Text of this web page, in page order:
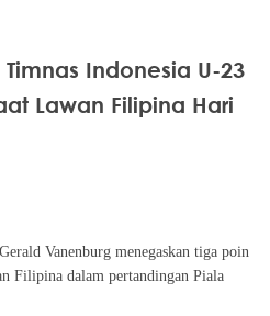
Indonesia U-23
Lawan Filipina Hari
Vanenburg menegaskan tiga poin
Filipina dalam pertandingan Piala